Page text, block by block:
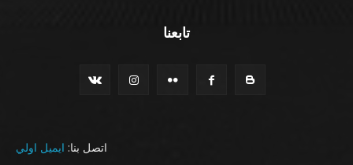
تابعنا
اتصل بنا: ايميل اولي